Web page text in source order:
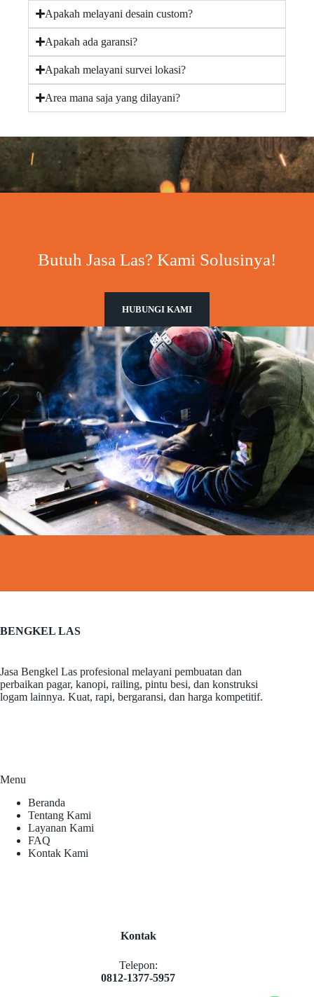
Apakah melayani desain custom?
Apakah ada garansi?
Apakah melayani survei lokasi?
Area mana saja yang dilayani?
Butuh Jasa Las? Kami Solusinya!
HUBUNGI KAMI
BENGKEL LAS
Jasa Bengkel Las profesional melayani pembuatan dan
perbaikan pagar, kanopi, railing, pintu besi, dan konstruksi
logam lainnya. Kuat, rapi, bergaransi, dan harga kompetitif.
Menu
Beranda
Tentang Kami
Layanan Kami
FAQ
Kontak Kami
Kontak
Telepon:
0812-1377-5957